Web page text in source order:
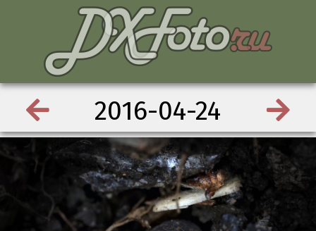
2016-04-24